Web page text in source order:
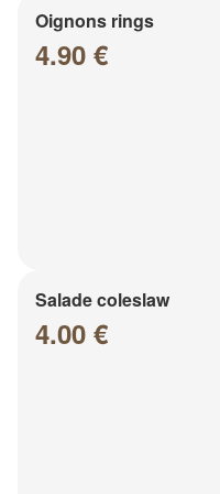
Oignons rings
4.90 €
Salade coleslaw
4.00 €